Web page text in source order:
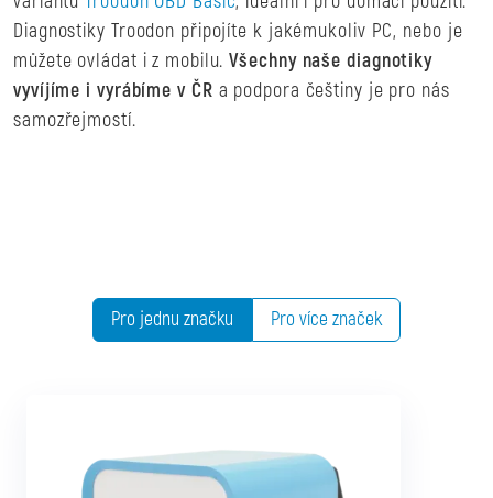
Diagnostiky Troodon připojíte k jakémukoliv PC, nebo je
můžete ovládat i z mobilu.Všechny naše diagnotiky
vyvíjíme i vyrábíme v ČR a podpora češtiny je pro nás
samozřejmostí.
Pro jednu značku Pro více značek